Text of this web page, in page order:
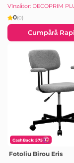
Vînzător: DECOPRIM
0(0)
Cumpără
CashBack: 575
Fotoliu Birou Eris